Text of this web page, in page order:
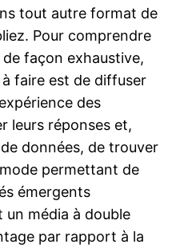
tout autre format de
Pour comprendre
façon exhaustive,
faire est de diffuser
des
leurs réponses et,
données, de trouver
permettant de
émergents
un média à double
par rapport à la